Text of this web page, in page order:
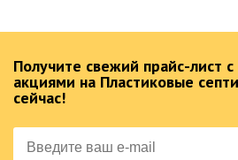
Получите свежий прайс-лист
акциями на Пластиковые
сейчас!